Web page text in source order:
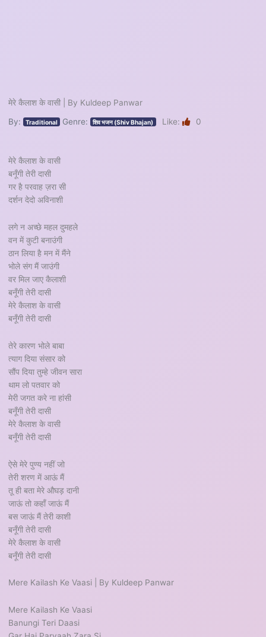
मेरे कैलाश के वासी | By Kuldeep Panwar
By: Traditional Genre: शिव भजन (Shiv Bhajan) Like: 0
मेरे कैलाश के वासी
बनूँगी तेरी दासी
गर है परवाह ज़रा सी
दर्शन देदो अविनाशी
लगे न अच्छे महल दुमहले
वन में कुटी बनाउंगी
ठान लिया है मन में मैंने
भोले संग मैं जाउंगी
वर मिल जाए कैलाशी
बनूँगी तेरी दासी
मेरे कैलाश के वासी
बनूँगी तेरी दासी
तेरे कारण भोले बाबा
त्याग दिया संसार को
सौंप दिया तुम्हे जीवन सारा
थाम लो पतवार को
मेरी जगत करे ना हांसी
बनूँगी तेरी दासी
मेरे कैलाश के वासी
बनूँगी तेरी दासी
ऐसे मेरे पुण्य नहीं जो
तेरी शरण में आऊं मैं
तू ही बता मेरे औघड़ दानी
जाऊं तो कहाँ जाऊं मैं
बस जाऊं मैं तेरी काशी
बनूँगी तेरी दासी
मेरे कैलाश के वासी
बनूँगी तेरी दासी
Mere Kailash Ke Vaasi | By Kuldeep Panwar
Mere Kailash Ke Vaasi
Banungi Teri Daasi